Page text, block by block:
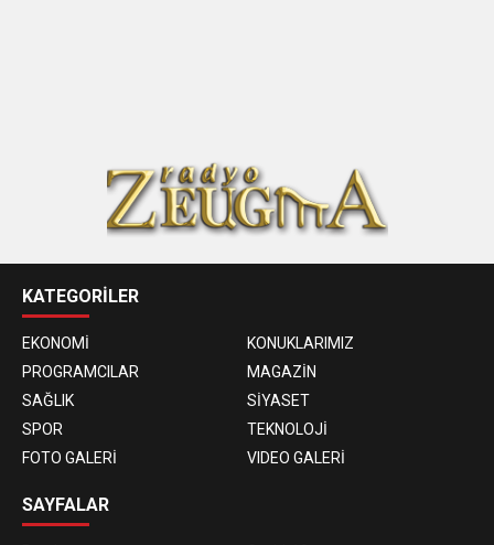
KATEGORİLER
EKONOMİ
KONUKLARIMIZ
PROGRAMCILAR
MAGAZİN
SAĞLIK
SİYASET
SPOR
TEKNOLOJİ
FOTO GALERİ
VIDEO GALERİ
SAYFALAR